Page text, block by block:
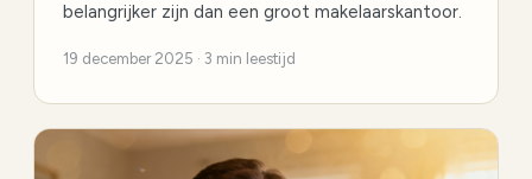
belangrijker zijn dan een groot makelaarskantoor.
19 december 2025 · 3 min leestijd